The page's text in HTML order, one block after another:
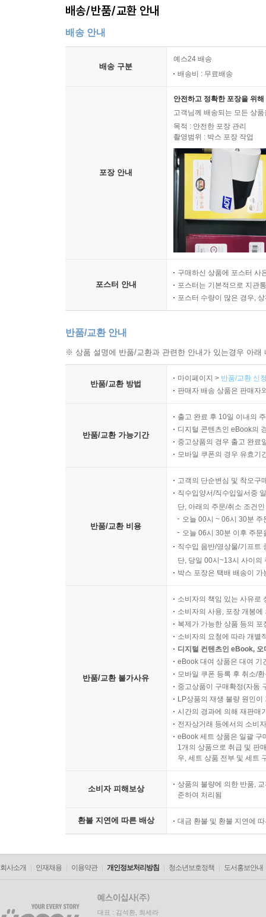
배송/반품/교환 안내
배송 안내
배송 구분
예스24 배송
배송비 : 무료배송
포장 안내
안전하고 정확한 포장을 위
고객님께 배송되는 모든 상
목적 : 안전한 포장 관리
촬영범위 : 박스 포장 작업
포스터 안내
구매하신 상품에 포스터 사
포스터는 기본적으로 지관
포스터 수량이 많은 경우,
반품/교환 안내
※ 상품 설명에 반품/교환과 관련한 안내가 있는경우 아
반품/교환 방법
마이페이지 > 반품/교환 신
판매자 배송 상품은 판매자
반품/교환 가능기간
출고 완료 후 10일 이내의
디지털 콘텐츠인 eBook의
중고상품의 경우 출고 완료
모바일 쿠폰의 경우 유효기
반품/교환 비용
고객의 단순변심 및 착오구
직수입양서/직수입일서중
단, 아래의 주문/취소 조건
오늘 00시 ~ 06시 30분
오늘 06시 30분 이후 주
직수입 음반/영상물/기프트
단, 당일 00시~13시 사이의
박스 포장은 택배 배송이
반품/교환 불가사유
소비자의 책임 있는 사유로
소비자의 사용, 포장 개봉
복제가 가능한 상품 등의
소비자의 요청에 따라 개별
디지털 컨텐츠인 eBook,
eBook 대여 상품은 대여 기
모바일 쿠폰 등록 후 취소/
중고상품이 구매확정(자동
LP상품의 재생 불량 원인
시간의 경과에 의해 재판매
전자상거래 등에서의 소비
eBook 세트 상품은 일괄 구
1개의 상품으로 취급 및 판
우, 세트 상품 전부 및 세트
소비자 피해보상
상품의 불량에 의한 반품,
준하여 처리됨
환불 지연에 따른 배상 대금 환불 및 환불 지연에
회사소개 인재채용 이용약관 개인정보처리방침 청소년보호정책 도서홍보안내
대표 : 김석환, 최세라